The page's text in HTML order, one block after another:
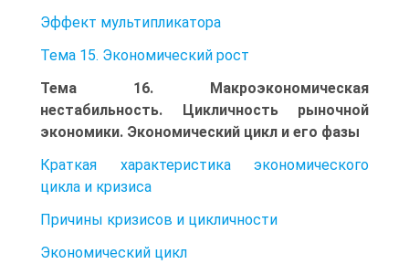
Эффект мультипликатора
Тема 15. Экономический рост
Тема 16. Макроэкономическая
нестабильность. Цикличность рыночной
экономики. Экономический цикл и его фазы
Краткая характеристика экономического
цикла и кризиса
Причины кризисов и цикличности
Экономический цикл